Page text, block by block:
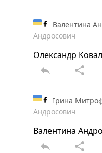
Валентина
Андросович
Олександр
reply share
Ірина
Андросович
Валентина
reply share